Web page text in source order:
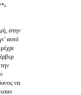
+,
στην
αυτό
να